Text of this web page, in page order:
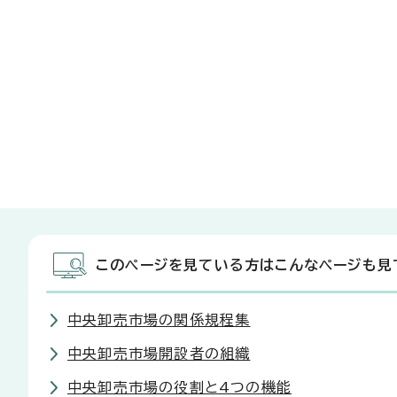
このページを見ている方はこんなページも見
中央卸売市場の関係規程集
中央卸売市場開設者の組織
中央卸売市場の役割と4つの機能